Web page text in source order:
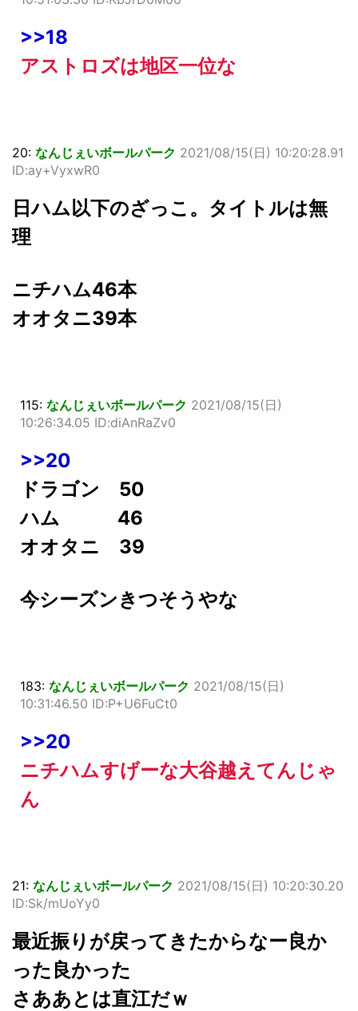
>>18
アストロズは地区一位な
20: なんじぇいボールパーク 2021/08/15(日) 10:20:28.91
ID:ay+VyxwR0
日ハム以下のざっこ。タイトルは無
理
ニチハム46本
オオタニ39本
115: なんじぇいボールパーク 2021/08/15(日)
10:26:34.05 ID:diAnRaZv0
>>20
ドラゴン 50
ハム 46
オオタニ 39
今シーズンきつそうやな
183: なんじぇいボールパーク 2021/08/15(日)
10:31:46.50 ID:P+U6FuCt0
>>20
ニチハムすげーな大谷越えてんじゃ
ん
21: なんじぇいボールパーク 2021/08/15(日) 10:20:30.20
ID:Sk/mUoYy0
最近振りが戻ってきたからなー良か
った良かった
さああとは直江だｗ